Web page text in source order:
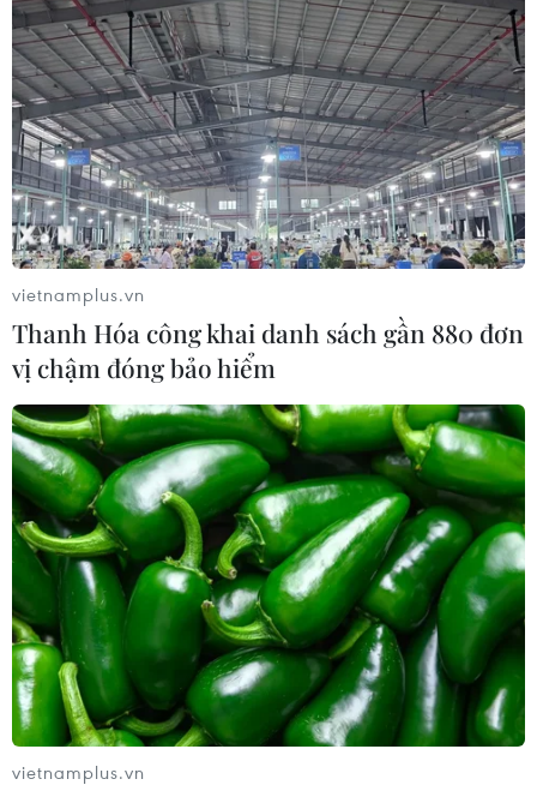
vietnamplus.vn
Thanh Hóa công khai danh sách gần 880 đơn
vị chậm đóng bảo hiểm
vietnamplus.vn